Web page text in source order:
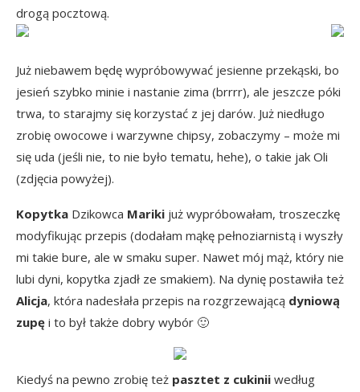
drogą pocztową.
Już niebawem będę wypróbowywać jesienne przekąski, bo
jesień szybko minie i nastanie zima (brrrr), ale jeszcze póki
trwa, to starajmy się korzystać z jej darów. Już niedługo
zrobię owocowe i warzywne chipsy, zobaczymy – może mi
się uda (jeśli nie, to nie było tematu, hehe), o takie jak Oli
(zdjęcia powyżej).
Kopytka Dzikowca Mariki już wypróbowałam, troszeczkę
modyfikując przepis (dodałam mąkę pełnoziarnistą i wyszły
mi takie bure, ale w smaku super. Nawet mój mąż, który nie
lubi dyni, kopytka zjadł ze smakiem). Na dynię postawiła też
Alicja, która nadesłała przepis na rozgrzewającą dyniową
zupę i to był także dobry wybór 🙂
Kiedyś na pewno zrobię też pasztet z cukinii według